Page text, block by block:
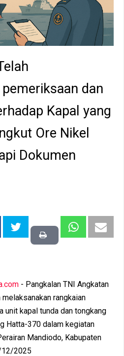
dan
Kapal yang
Ore Nikel
Dokumen
- Pangkalan TNI Angkatan
rangkaian
unit kapal tunda dan tongkang
Hatta-370 dalam kegiatan
Mandiodo, Kabupaten
12/2025